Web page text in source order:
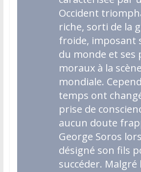
Occident
riche, sorti de la
froide, imposant
du monde et ses
moraux à la scène
mondiale.
temps ont
prise de
aucun doute
George Soros
désigné son fils
succéder. Malgré